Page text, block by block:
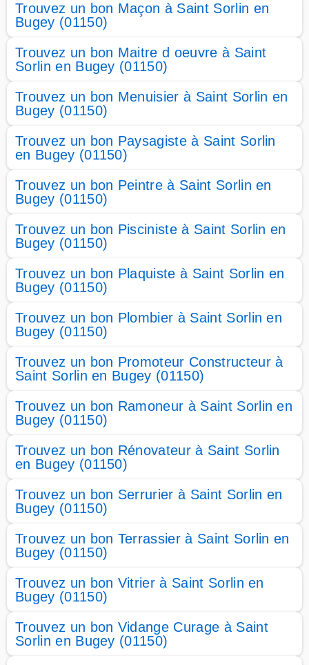
Trouvez un bon Maçon à Saint Sorlin en
Bugey (01150)
Trouvez un bon Maitre d oeuvre à Saint
Sorlin en Bugey (01150)
Trouvez un bon Menuisier à Saint Sorlin en
Bugey (01150)
Trouvez un bon Paysagiste à Saint Sorlin
en Bugey (01150)
Trouvez un bon Peintre à Saint Sorlin en
Bugey (01150)
Trouvez un bon Pisciniste à Saint Sorlin en
Bugey (01150)
Trouvez un bon Plaquiste à Saint Sorlin en
Bugey (01150)
Trouvez un bon Plombier à Saint Sorlin en
Bugey (01150)
Trouvez un bon Promoteur Constructeur à
Saint Sorlin en Bugey (01150)
Trouvez un bon Ramoneur à Saint Sorlin en
Bugey (01150)
Trouvez un bon Rénovateur à Saint Sorlin
en Bugey (01150)
Trouvez un bon Serrurier à Saint Sorlin en
Bugey (01150)
Trouvez un bon Terrassier à Saint Sorlin en
Bugey (01150)
Trouvez un bon Vitrier à Saint Sorlin en
Bugey (01150)
Trouvez un bon Vidange Curage à Saint
Sorlin en Bugey (01150)